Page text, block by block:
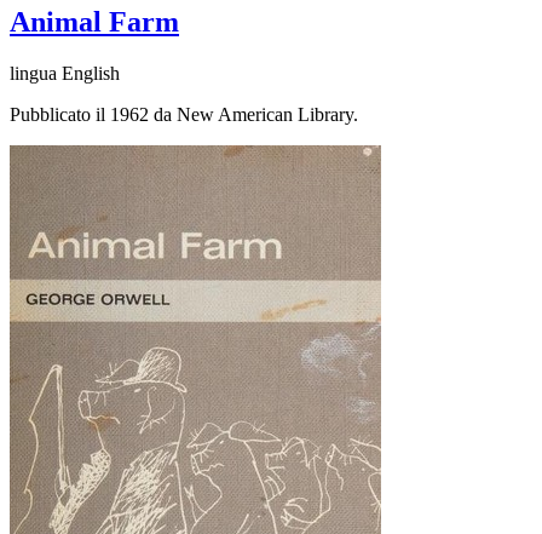
Animal Farm
lingua English
Pubblicato il 1962 da New American Library.